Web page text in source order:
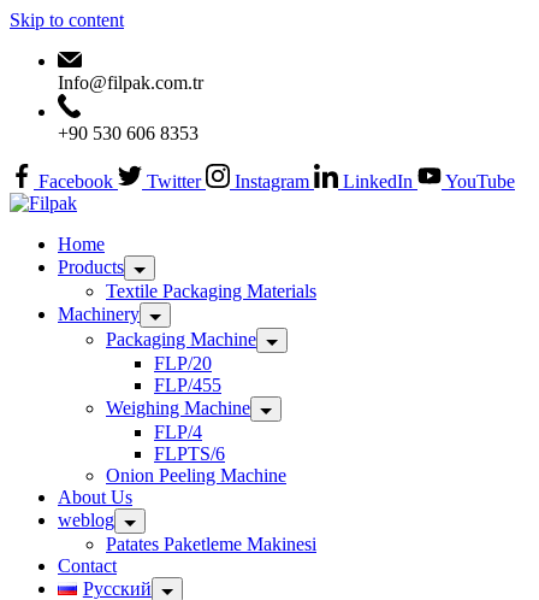
Skip to content
Info@filpak.com.tr
+90 530 606 8353
Facebook Twitter Instagram LinkedIn YouTube
Home
Products
Textile Packaging Materials
Machinery
Packaging Machine
FLP/20
FLP/455
Weighing Machine
FLP/4
FLPTS/6
Onion Peeling Machine
About Us
weblog
Patates Paketleme Makinesi
Contact
Русский